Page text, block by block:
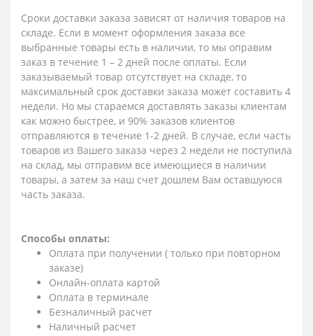
Сроки доставки заказа зависят от наличия товаров на
складе. Если в момент оформления заказа все
выбранные товары есть в наличии, то мы оправим
заказ в течение 1 – 2 дней после оплаты. Если
заказываемый товар отсутствует на складе, то
максимальный срок доставки заказа может составить 4
недели. Но мы стараемся доставлять заказы клиентам
как можно быстрее, и 90% заказов клиентов
отправляются в течение 1-2 дней. В случае, если часть
товаров из Вашего заказа через 2 недели не поступила
на склад, мы отправим все имеющиеся в наличии
товары, а затем за наш счет дошлем Вам оставшуюся
часть заказа.
Способы оплаты:
Оплата при получении ( только при повторном
заказе)
Онлайн-оплата картой
Оплата в терминале
Безналичный расчет
Наличный расчет